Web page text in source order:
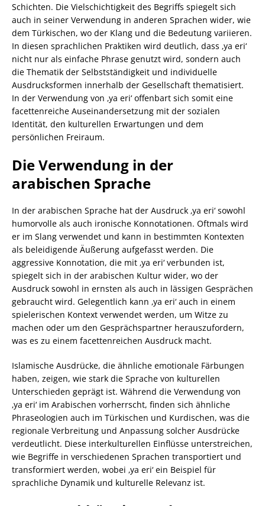
Schichten. Die Vielschichtigkeit des Begriffs spiegelt sich
auch in seiner Verwendung in anderen Sprachen wider, wie
dem Türkischen, wo der Klang und die Bedeutung variieren.
In diesen sprachlichen Praktiken wird deutlich, dass ‚ya eri‘
nicht nur als einfache Phrase genutzt wird, sondern auch
die Thematik der Selbstständigkeit und individuelle
Ausdrucksformen innerhalb der Gesellschaft thematisiert.
In der Verwendung von ‚ya eri‘ offenbart sich somit eine
facettenreiche Auseinandersetzung mit der sozialen
Identität, den kulturellen Erwartungen und dem
persönlichen Freiraum.
Die Verwendung in der
arabischen Sprache
In der arabischen Sprache hat der Ausdruck ‚ya eri‘ sowohl
humorvolle als auch ironische Konnotationen. Oftmals wird
er im Slang verwendet und kann in bestimmten Kontexten
als beleidigende Äußerung aufgefasst werden. Die
aggressive Konnotation, die mit ‚ya eri‘ verbunden ist,
spiegelt sich in der arabischen Kultur wider, wo der
Ausdruck sowohl in ernsten als auch in lässigen Gesprächen
gebraucht wird. Gelegentlich kann ‚ya eri‘ auch in einem
spielerischen Kontext verwendet werden, um Witze zu
machen oder um den Gesprächspartner herauszufordern,
was es zu einem facettenreichen Ausdruck macht.
Islamische Ausdrücke, die ähnliche emotionale Färbungen
haben, zeigen, wie stark die Sprache von kulturellen
Unterschieden geprägt ist. Während die Verwendung von
‚ya eri‘ im Arabischen vorherrscht, finden sich ähnliche
Phraseologien auch im Türkischen und Kurdischen, was die
regionale Verbreitung und Anpassung solcher Ausdrücke
verdeutlicht. Diese interkulturellen Einflüsse unterstreichen,
wie Begriffe in verschiedenen Sprachen transportiert und
transformiert werden, wobei ‚ya eri‘ ein Beispiel für
sprachliche Dynamik und kulturelle Relevanz ist.